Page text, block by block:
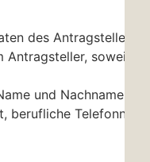
des Antragstellers
Antragsteller, soweit
und Nachname,
berufliche